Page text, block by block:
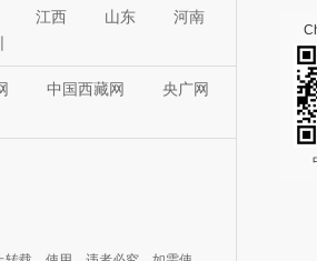
江西 山东
河南
中国西藏网
央广网